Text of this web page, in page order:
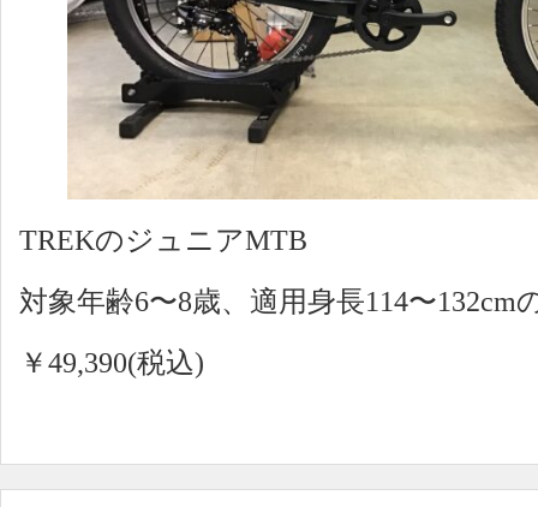
TREKのジュニアMTB
対象年齢6〜8歳、適用身長114〜132cm
￥49,390(税込)